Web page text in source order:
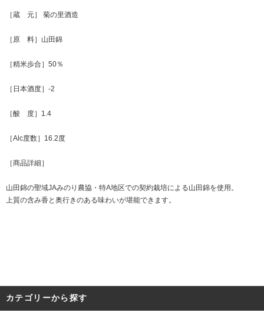
［蔵 元］ 菊の里酒造
［原 料］山田錦
［精米歩合］50％
［日本酒度］-2
［酸 度］1.4
［Alc度数］16.2度
［商品詳細］
山田錦の聖域JAみのり農協・特A地区での契約栽培による山田錦を使用。
上質の含み香と奥行きのある味わいが堪能できます。
カテゴリーから探す